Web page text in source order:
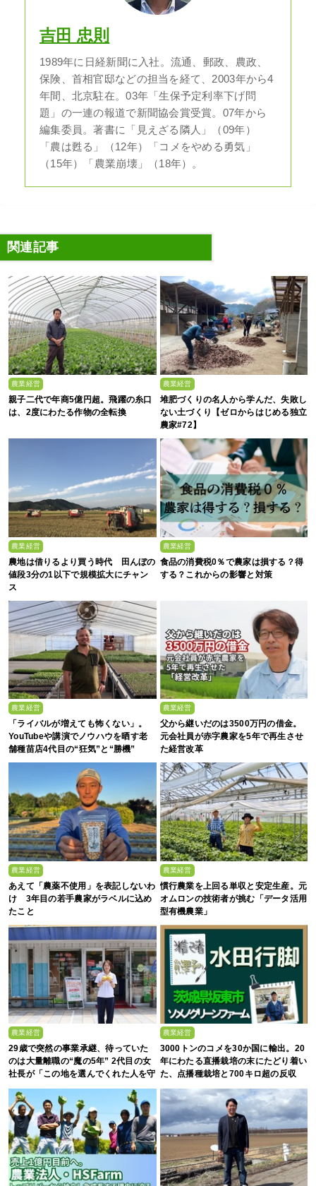
吉田 忠則
1989年に日経新聞に入社。流通、郵政、農政、
保険、首相官邸などの担当を経て、2003年から4
年間、北京駐在。03年「生保予定利率下げ問
題」の一連の報道で新聞協会賞受賞。07年から
編集委員。著書に「見えざる隣人」（09年）
「農は甦る」（12年）「コメをやめる勇気」
（15年）「農業崩壊」（18年）。
関連記事
農業経営
親子二代で年商5億円超。飛躍の糸口
は、2度にわたる作物の全転換
農業経営
堆肥づくりの名人から学んだ、失敗し
ない土づくり【ゼロからはじめる独立
農家#72】
農業経営
農地は借りるより買う時代 田んぼの
値段3分の1以下で規模拡大にチャン
ス
農業経営
食品の消費税0％で農家は損する？得
する？これからの影響と対策
農業経営
「ライバルが増えても怖くない」。
YouTubeや講演でノウハウを晒す老
舗種苗店4代目の“狂気”と“勝機”
農業経営
父から継いだのは3500万円の借金。
元会社員が赤字農家を5年で再生させ
た経営改革
農業経営
あえて「農薬不使用」を表記しないわ
け 3年目の若手農家がラベルに込め
たこと
農業経営
慣行農業を上回る単収と安定生産。元
オムロンの技術者が挑む「データ活用
型有機農業」
農業経営
29歳で突然の事業承継、待っていた
のは大量離職の“魔の5年” 2代目の女
社長が「この地を選んでくれた人を守
農業経営
3000トンのコメを30か国に輸出。20
年にわたる直播栽培の末にたどり着い
た、点播種栽培と700キロ超の反収